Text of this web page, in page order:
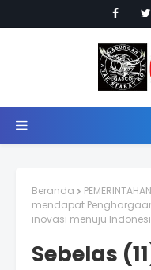
Beranda PEMERINTAHAN
mendapat
inovasi menuju
Sebelas